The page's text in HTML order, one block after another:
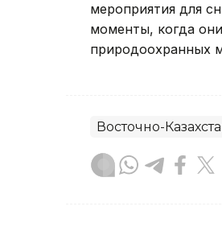
мероприятия для
моменты, когда
природоохранных
Восточно-